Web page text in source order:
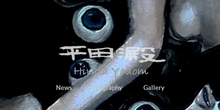
News Biography Gallery